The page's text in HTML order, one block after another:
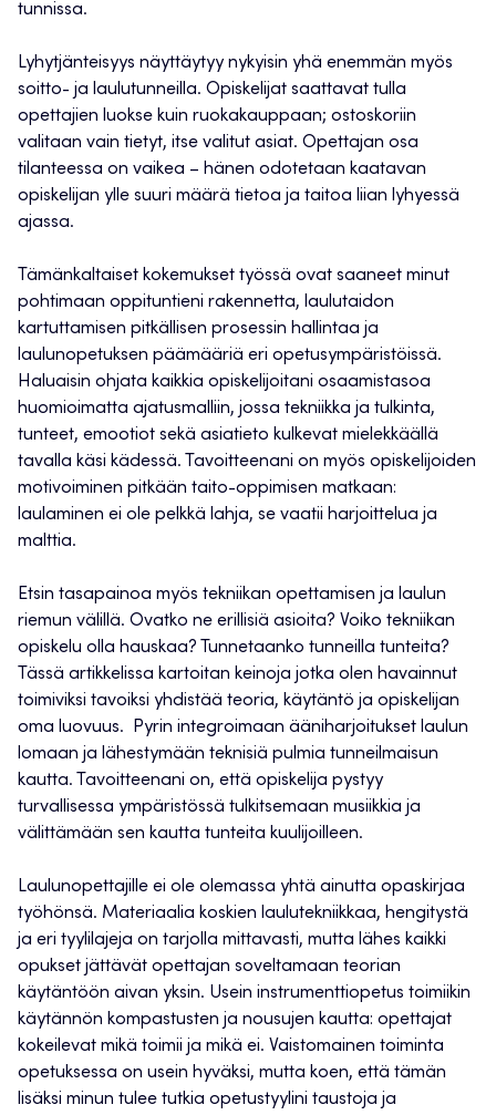
tunnissa.
Lyhytjänteisyys näyttäytyy nykyisin yhä enemmän myös
soitto- ja laulutunneilla. Opiskelijat saattavat tulla
opettajien luokse kuin ruokakauppaan; ostoskoriin
valitaan vain tietyt, itse valitut asiat. Opettajan osa
tilanteessa on vaikea – hänen odotetaan kaatavan
opiskelijan ylle suuri määrä tietoa ja taitoa liian lyhyessä
ajassa.
Tämänkaltaiset kokemukset työssä ovat saaneet minut
pohtimaan oppituntieni rakennetta, laulutaidon
kartuttamisen pitkällisen prosessin hallintaa ja
laulunopetuksen päämääriä eri opetusympäristöissä.
Haluaisin ohjata kaikkia opiskelijoitani osaamistasoa
huomioimatta ajatusmalliin, jossa tekniikka ja tulkinta,
tunteet, emootiot sekä asiatieto kulkevat mielekkäällä
tavalla käsi kädessä. Tavoitteenani on myös opiskelijoiden
motivoiminen pitkään taito-oppimisen matkaan:
laulaminen ei ole pelkkä lahja, se vaatii harjoittelua ja
malttia.
Etsin tasapainoa myös tekniikan opettamisen ja laulun
riemun välillä. Ovatko ne erillisiä asioita? Voiko tekniikan
opiskelu olla hauskaa? Tunnetaanko tunneilla tunteita?
Tässä artikkelissa kartoitan keinoja jotka olen havainnut
toimiviksi tavoiksi yhdistää teoria, käytäntö ja opiskelijan
oma luovuus. Pyrin integroimaan ääniharjoitukset laulun
lomaan ja lähestymään teknisiä pulmia tunneilmaisun
kautta. Tavoitteenani on, että opiskelija pystyy
turvallisessa ympäristössä tulkitsemaan musiikkia ja
välittämään sen kautta tunteita kuulijoilleen.
Laulunopettajille ei ole olemassa yhtä ainutta opaskirjaa
työhönsä. Materiaalia koskien laulutekniikkaa, hengitystä
ja eri tyylilajeja on tarjolla mittavasti, mutta lähes kaikki
opukset jättävät opettajan soveltamaan teorian
käytäntöön aivan yksin. Usein instrumenttiopetus toimiikin
käytännön kompastusten ja nousujen kautta: opettajat
kokeilevat mikä toimii ja mikä ei. Vaistomainen toiminta
opetuksessa on usein hyväksi, mutta koen, että tämän
lisäksi minun tulee tutkia opetustyylini taustoja ja